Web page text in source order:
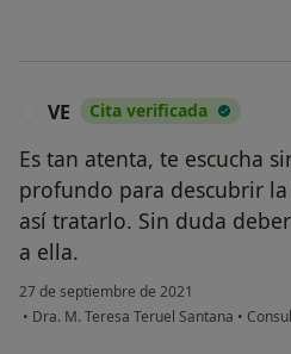
VE Cita verificada
Es tan atenta, te escucha
profundo para descubrir
así tratarlo. Sin duda
a ella.
27 de septiembre de 2021
• Dra. M. Teresa Teruel Santana •